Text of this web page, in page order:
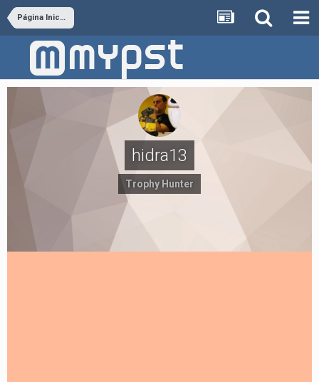
Página Inicial
hidra13
Trophy Hunter